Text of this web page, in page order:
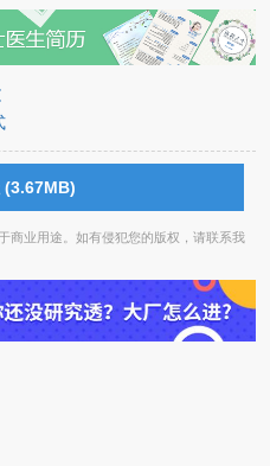
(3.67MB)
商业用途。如有侵犯您的版权，请联系我